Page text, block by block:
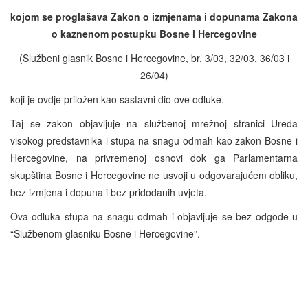
kojom se proglašava Zakon o izmjenama i dopunama Zakona
o kaznenom postupku Bosne i Hercegovine
(Službeni glasnik Bosne i Hercegovine, br. 3/03, 32/03, 36/03 i
26/04)
koji je ovdje priložen kao sastavni dio ove odluke.
Taj se zakon objavljuje na službenoj mrežnoj stranici Ureda
visokog predstavnika i stupa na snagu odmah kao zakon Bosne i
Hercegovine, na privremenoj osnovi dok ga Parlamentarna
skupština Bosne i Hercegovine ne usvoji u odgovarajućem obliku,
bez izmjena i dopuna i bez pridodanih uvjeta.
Ova odluka stupa na snagu odmah i objavljuje se bez odgode u
“Službenom glasniku Bosne i Hercegovine”.